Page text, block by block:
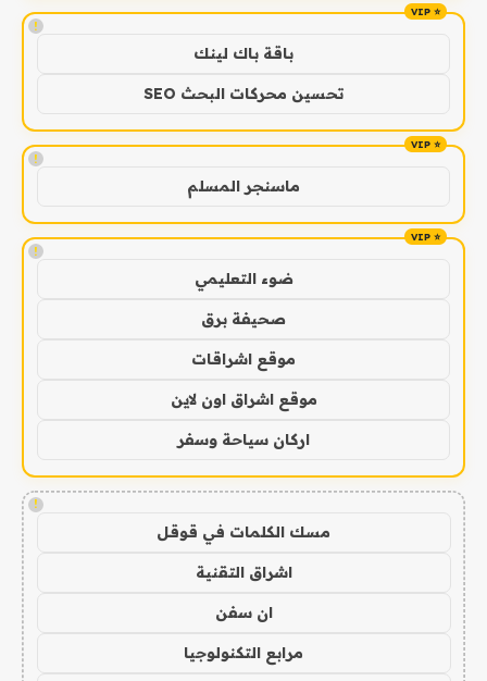
!
باقة باك لينك
تحسين محركات البحث SEO
!
ماسنجر المسلم
!
ضوء التعليمي
صحيفة برق
موقع اشراقات
موقع اشراق اون لاين
اركان سياحة وسفر
!
مسك الكلمات في قوقل
اشراق التقنية
ان سفن
مرابع التكنولوجيا